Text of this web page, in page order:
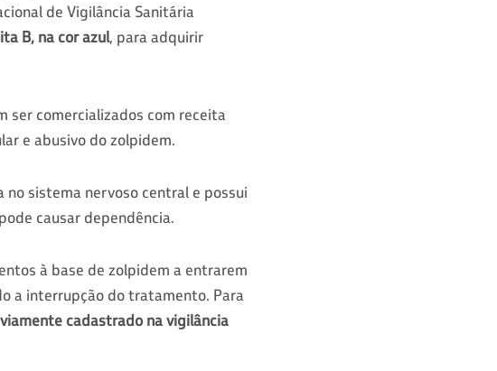
de Vigilância Sanitária
B, na cor azul, para adquirir
ser comercializados com receita
e abusivo do zolpidem.
sistema nervoso central e possui
causar dependência.
à base de zolpidem a entrarem
a interrupção do tratamento. Para
cadastrado na vigilância